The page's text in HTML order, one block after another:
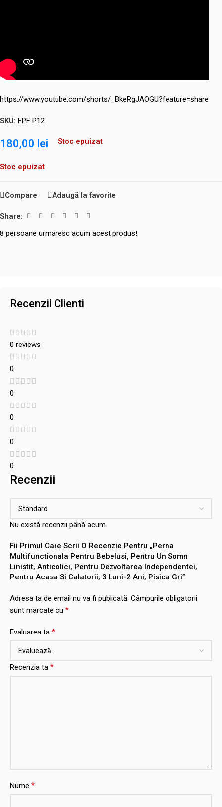
https://www.youtube.com/shorts/_BkeRgJAOGU?feature=share
SKU: FPF P12
180,00 lei Stoc epuizat
Stoc epuizat
Compare Adaugă la favorite
Share:
8 persoane urmăresc acum acest produs!
Recenzii Clienti
0 reviews
0
0
0
0
0
Recenzii
Nu există recenzii până acum.
Fii Primul Care Scrii O Recenzie Pentru „Perna
Multifunctionala Pentru Bebelusi, Pentru Un Somn
Linistit, Anticolici, Pentru Dezvoltarea Independentei,
Pentru Acasa Si Calatorii, 3 Luni-2 Ani, Pisica Gri”
Adresa ta de email nu va fi publicată. Câmpurile obligatorii
sunt marcate cu *
Evaluarea ta *
Recenzia ta *
Nume *